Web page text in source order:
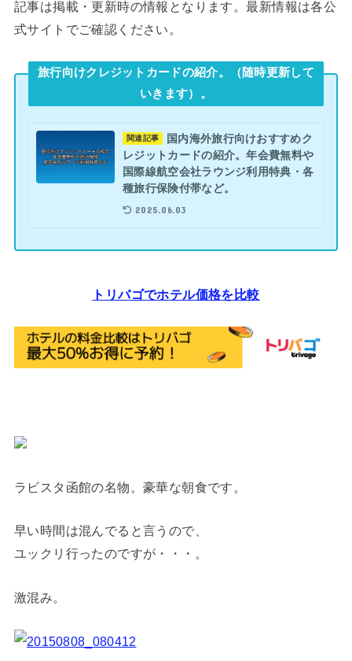
記事は掲載・更新時の情報となります。最新情報は各公
式サイトでご確認ください。
旅行向けクレジットカードの紹介。（随時更新して
いきます）。
関連記事
国内海外旅行向けおすすめク
レジットカードの紹介。年会費無料や
国際線航空会社ラウンジ利用特典・各
種旅行保険付帯など。
2025.06.03
トリバゴでホテル価格を比較
ラビスタ函館の名物。豪華な朝食です。
早い時間は混んでると言うので、
ユックリ行ったのですが・・・。
激混み。